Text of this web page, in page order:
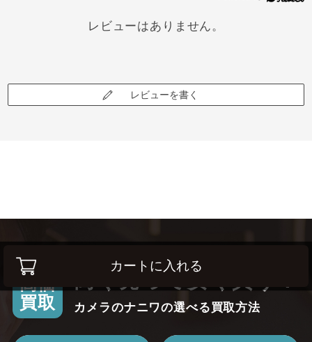
カートに入れる
レビューはありません。
レビューを書く
高価
買取
カメラのナニワの選べる買取方法